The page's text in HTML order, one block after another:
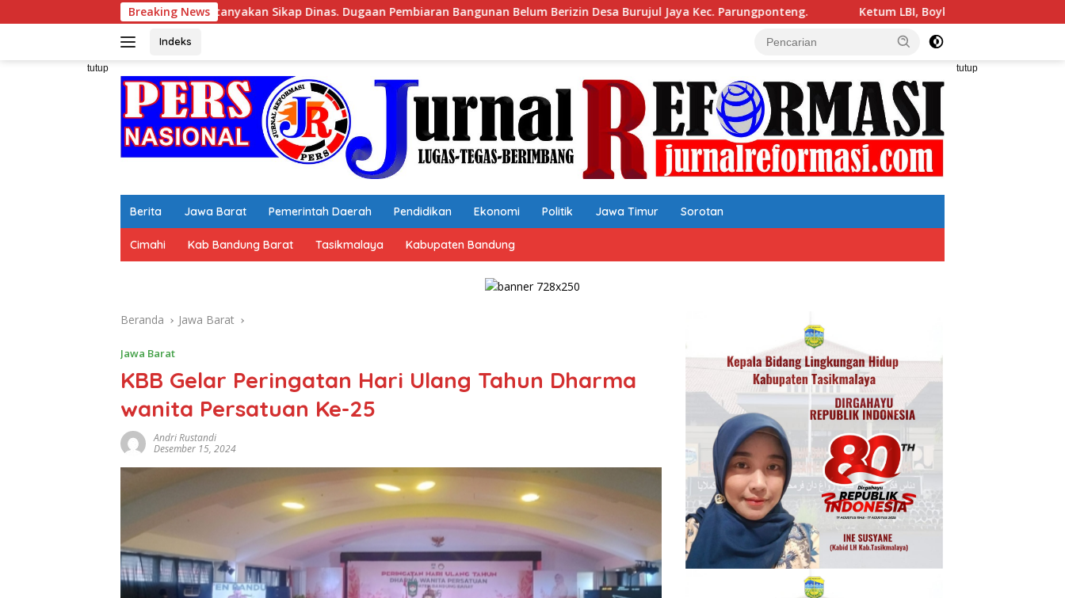
ke
Breaking News
Pertanyakan Sikap Dinas. Dugaan Pembiaran Bangunan Belum Berizin Desa Burujul Jaya Kec. Parungponteng. Ketum LBI, Boyke Luthfiana Syahrir. SH, MH bersama Korlap
Indeks
tutup tutup
Berita Jawa Barat Pemerintah Daerah Pendidikan Ekonomi Politik Jawa Timur Sorotan
Cimahi Kab Bandung Barat Tasikmalaya Kabupaten Bandung
Beranda Jawa Barat
Jawa Barat
KBB Gelar Peringatan Hari Ulang Tahun Dharma
wanita Persatuan Ke-25
Andri Rustandi
Desember 15, 2024